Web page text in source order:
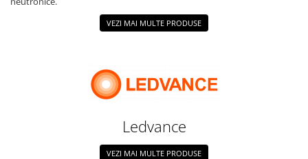
VEZI MAI MULTE PRODUSE
Ledvance
VEZI MAI MULTE PRODUSE